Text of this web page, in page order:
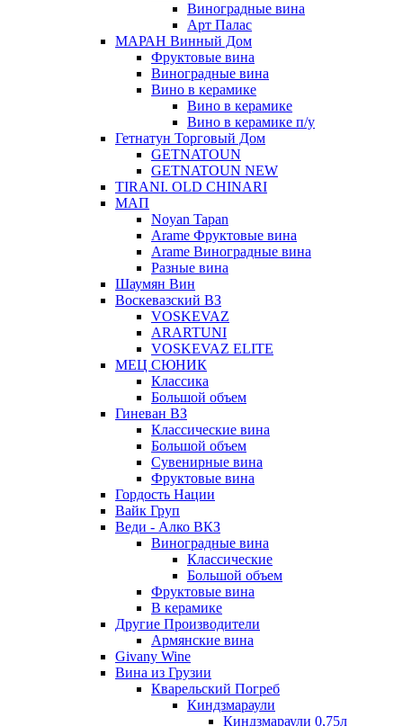
Виноградные вина
Арт Палас
МАРАН Винный Дом
Фруктовые вина
Виноградные вина
Вино в керамике
Вино в керамике
Вино в керамике п/у
Гетнатун Торговый Дом
GETNATOUN
GETNATOUN NEW
TIRANI. OLD CHINARI
МАП
Noyan Tapan
Arame Фруктовые вина
Arame Виноградные вина
Разные вина
Шаумян Вин
Воскевазский ВЗ
VOSKEVAZ
ARARTUNI
VOSKEVAZ ELITE
МЕЦ СЮНИК
Классика
Большой объем
Гиневан ВЗ
Классические вина
Большой объем
Сувенирные вина
Фруктовые вина
Гордость Нации
Вайк Груп
Веди - Алко ВКЗ
Виноградные вина
Классические
Большой объем
Фруктовые вина
В керамике
Другие Производители
Армянские вина
Givany Wine
Вина из Грузии
Кварельский Погреб
Киндзмараули
Киндзмараули 0,75л